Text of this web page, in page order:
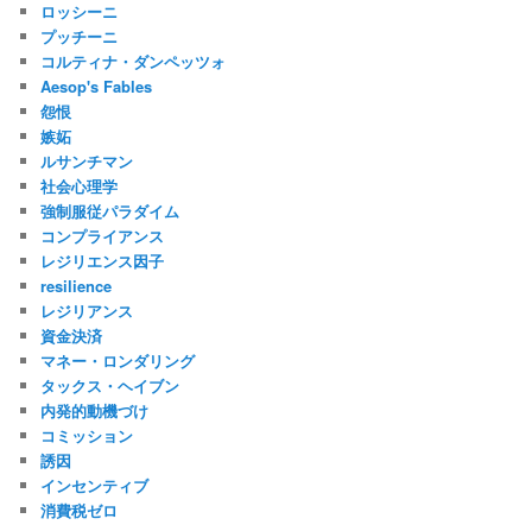
ロッシーニ
プッチーニ
コルティナ・ダンペッツォ
Aesop's Fables
怨恨
嫉妬
ルサンチマン
社会心理学
強制服従パラダイム
コンプライアンス
レジリエンス因子
resilience
レジリアンス
資金決済
マネー・ロンダリング
タックス・ヘイブン
内発的動機づけ
コミッション
誘因
インセンティブ
消費税ゼロ